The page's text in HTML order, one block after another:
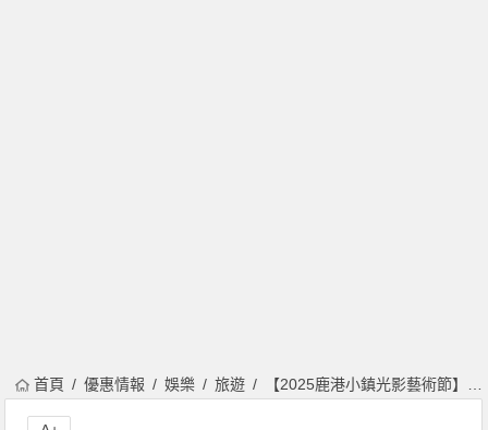
首頁 優惠情報 娛樂 旅遊 【2025鹿港小鎮光影藝術節】時間地點/彰化端午活動/接駁車/交通一次看！